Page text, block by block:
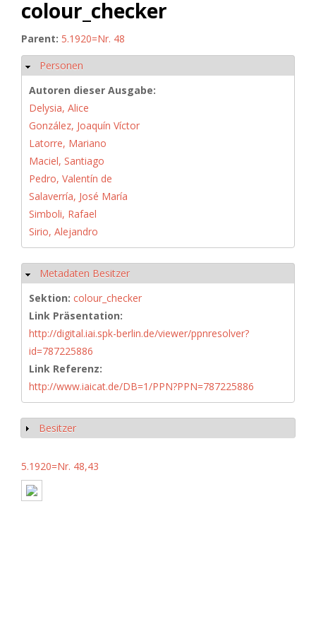
colour_checker
Parent: 5.1920=Nr. 48
Hide
Personen
Autoren dieser Ausgabe:
Delysia, Alice
González, Joaquín Víctor
Latorre, Mariano
Maciel, Santiago
Pedro, Valentín de
Salaverría, José María
Simboli, Rafael
Sirio, Alejandro
Hide
Metadaten Besitzer
Sektion: colour_checker
Link Präsentation:
http://digital.iai.spk-berlin.de/viewer/ppnresolver?
id=787225886
Link Referenz:
http://www.iaicat.de/DB=1/PPN?PPN=787225886
Show
Besitzer
5.1920=Nr. 48,43